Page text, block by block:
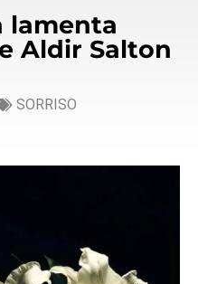
lamenta
Aldir Salton
SORRISO